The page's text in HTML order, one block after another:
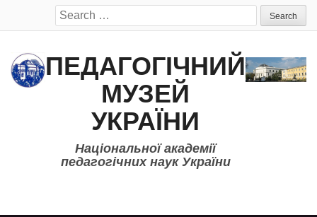
Search
for:
ПЕДАГОГІЧНИЙ
МУЗЕЙ
УКРАЇНИ
Національної академії
педагогічних наук України